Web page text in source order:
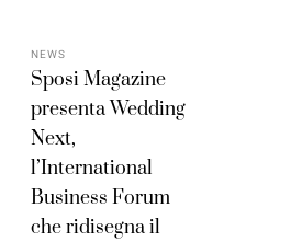
NEWS
Sposi Magazine
presenta Wedding
Next,
l’International
Business Forum
che ridisegna il